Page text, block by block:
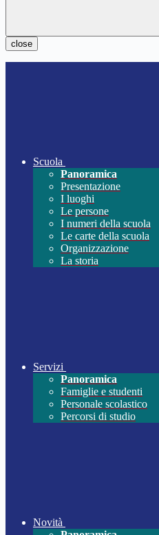
close
Scuola
Panoramica
Presentazione
I luoghi
Le persone
I numeri della scuola
Le carte della scuola
Organizzazione
La storia
Servizi
Panoramica
Famiglie e studenti
Personale scolastico
Percorsi di studio
Novità